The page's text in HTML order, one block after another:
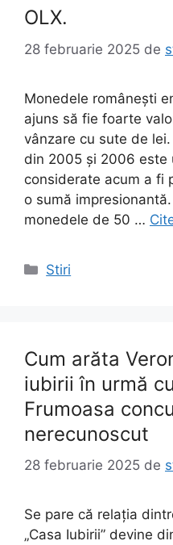
OLX.
28 februarie 2025 de
Monedele românești
ajuns să fie foarte
vânzare cu sute de
din 2005 și 2006 este
considerate acum a fi
o sumă
monedele de 50 …
Categorii
Stiri
Cum arăta
iubirii în urmă
Frumoasa
nerecunoscut
28 februarie 2025 de
Se pare că relația
„Casa Iubirii” devine